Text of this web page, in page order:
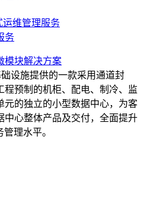
运维管理服务
务
模块解决方案
设施提供的一款采用通道封
程预制的机柜、配电、制冷、监
元的独立的小型数据中心，为客
中心整体产品及交付，全面提升
理水平。